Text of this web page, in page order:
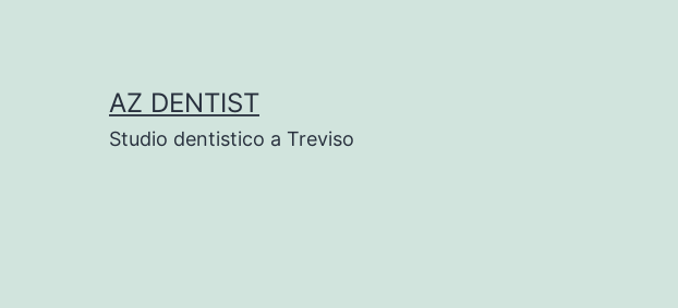
AZ DENTIST
Studio dentistico a Treviso